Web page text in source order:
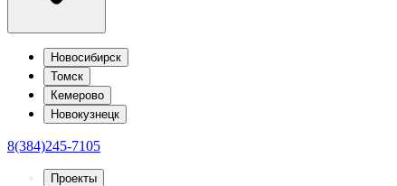
Новосибирск
Томск
Кемерово
Новокузнецк
8(384)245-7105
Проекты